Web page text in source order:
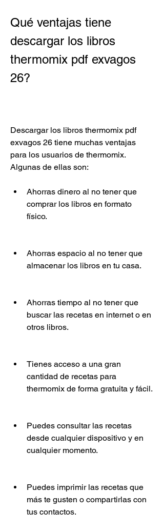
Qué ventajas tiene
descargar los libros
thermomix pdf exvagos
26?
Descargar los libros thermomix pdf
exvagos 26 tiene muchas ventajas
para los usuarios de thermomix.
Algunas de ellas son:
Ahorras dinero al no tener que
comprar los libros en formato
físico.
Ahorras espacio al no tener que
almacenar los libros en tu casa.
Ahorras tiempo al no tener que
buscar las recetas en internet o en
otros libros.
Tienes acceso a una gran
cantidad de recetas para
thermomix de forma gratuita y fácil.
Puedes consultar las recetas
desde cualquier dispositivo y en
cualquier momento.
Puedes imprimir las recetas que
más te gusten o compartirlas con
tus contactos.